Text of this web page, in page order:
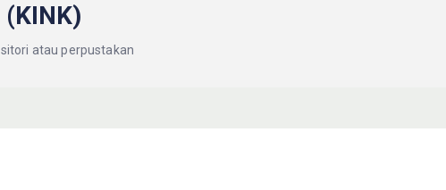
(KINK)
atau perpustakan